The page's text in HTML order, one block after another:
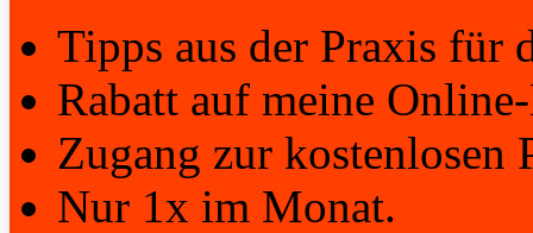
Tipps aus der Praxis für
Rabatt auf meine
Zugang zur kostenlosen
Nur 1x im Monat.